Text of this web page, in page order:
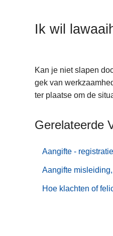
Ik wil
Kan je niet slapen
gek van
ter plaatse om de
Gerelateerde
Aangifte -
Aangifte
Hoe klachten of